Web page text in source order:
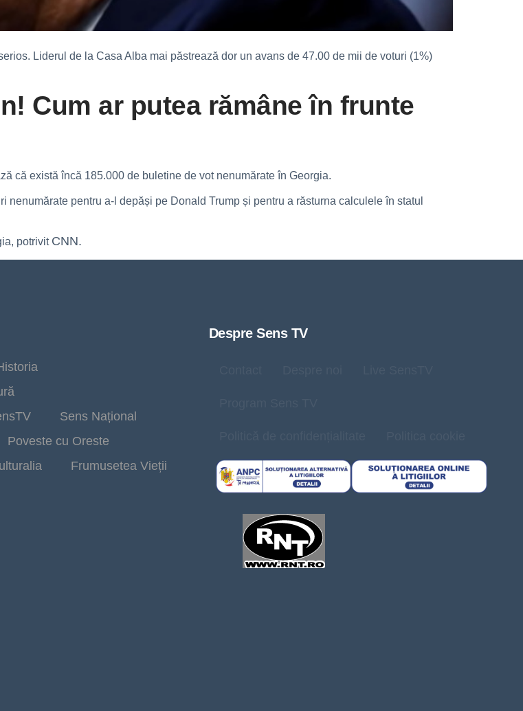
Liderul de la Casa Alba mai păstrează dor un avans de 47.00 de mii de voturi (1%)
Cum ar putea rămâne în frunte
că există încă 185.000 de buletine de vot nenumărate în Georgia.
pentru a-l depăși pe Donald Trump și pentru a răsturna calculele în statul
potrivit CNN.
Sens Național
Poveste cu Oreste
Frumusetea Vieții
Despre Sens TV